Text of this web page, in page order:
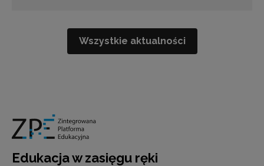
Wszystkie aktualności
Edukacja w zasięgu ręki